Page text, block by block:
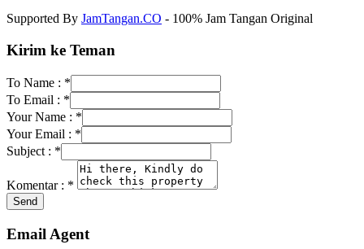
Supported By JamTangan.CO - 100% Jam Tangan Original
Kirim ke Teman
To Name : *
To Email : *
Your Name : *
Your Email : *
Subject : *
Komentar : *
Email Agent